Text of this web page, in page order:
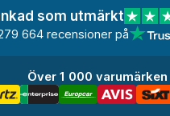
som utmärkt
664 recensioner på
Över 1 000 varumärken